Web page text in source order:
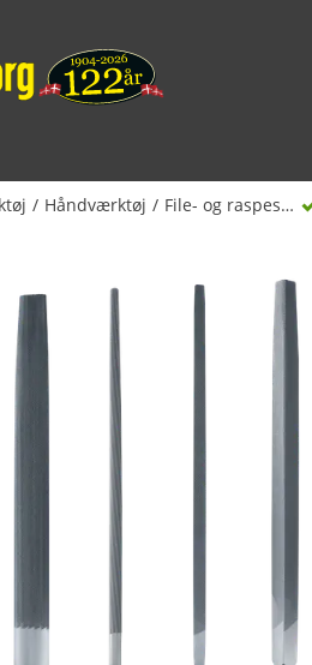
Håndværktøj File- og raspesæt